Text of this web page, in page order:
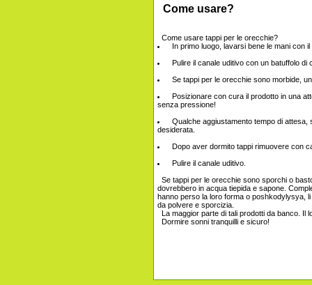
Come usare?
Come usare tappi per le orecchie?
In primo luogo, lavarsi bene le mani con
Pulire il canale uditivo con un batuffolo di
Se tappi per le orecchie sono morbide,
Posizionare con cura il prodotto in una
senza pressione!
Qualche aggiustamento tempo di
desiderata.
Dopo aver dormito tappi rimuovere con
Pulire il canale uditivo.
Se tappi per le orecchie sono sporchi o
dovrebbero in acqua tiepida e sapone.
hanno perso la loro forma o poshkodylysya,
da polvere e sporcizia.
La maggior parte di tali prodotti da banco. Il
Dormire sonni tranquilli e sicuro!